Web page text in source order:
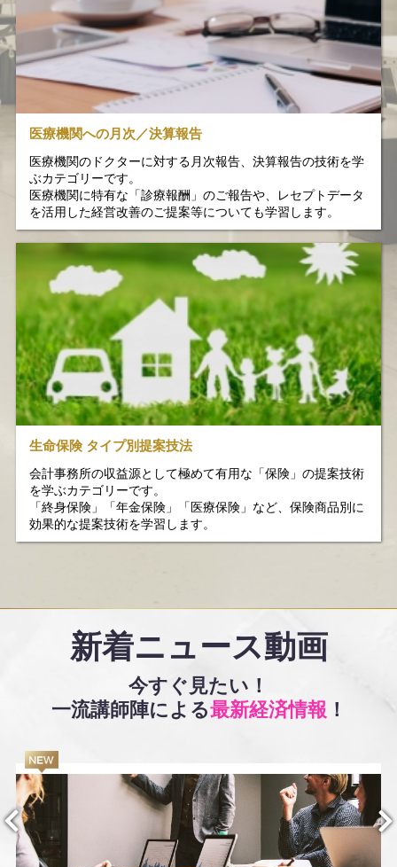
医療機関への月次／決算報告
医療機関のドクターに対する月次報告、決算報告の技術を学
ぶカテゴリーです。
医療機関に特有な「診療報酬」のご報告や、レセプトデータ
を活用した経営改善のご提案等についても学習します。
生命保険 タイプ別提案技法
会計事務所の収益源として極めて有用な「保険」の提案技術
を学ぶカテゴリーです。
「終身保険」「年金保険」「医療保険」など、保険商品別に
効果的な提案技術を学習します。
新着ニュース動画
今すぐ見たい！
一流講師陣による最新経済情報 ！